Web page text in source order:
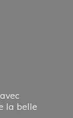
la belle